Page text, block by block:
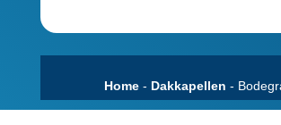
Home- Dakkapellen -